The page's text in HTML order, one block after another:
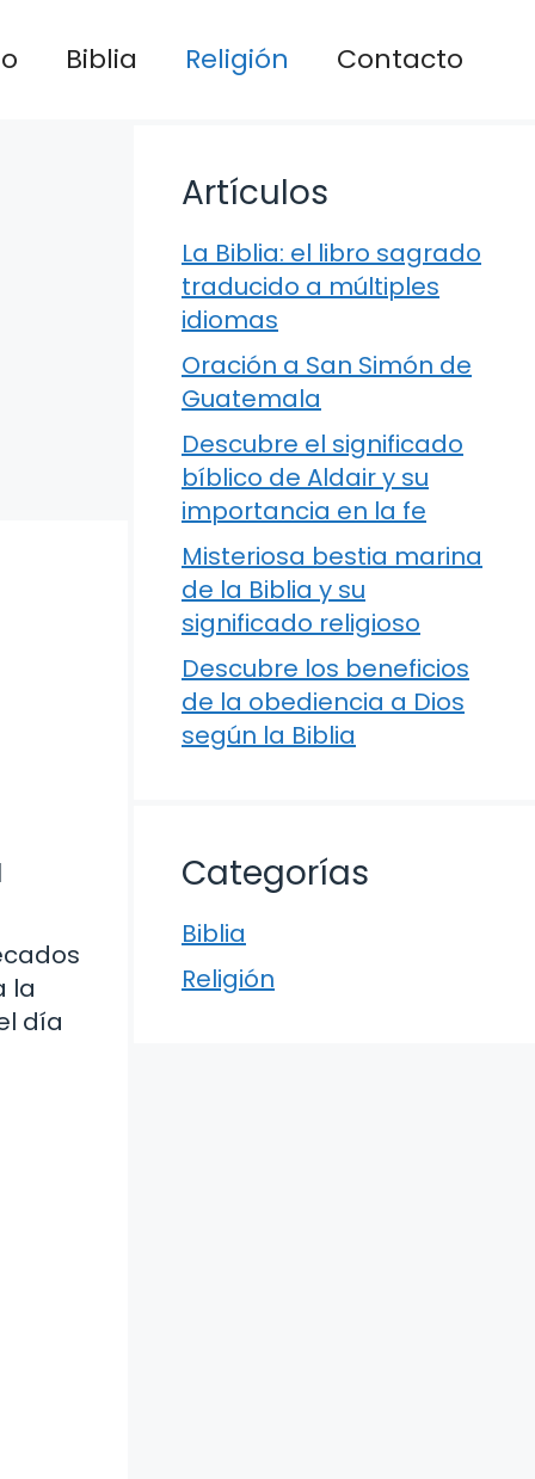
Biblia Religión Contacto
la
día
Artículos
La Biblia: el libro sagrado
traducido a múltiples
idiomas
Oración a San Simón de
Guatemala
Descubre el significado
bíblico de Aldair y su
importancia en la fe
Misteriosa bestia marina
de la Biblia y su
significado religioso
Descubre los beneficios
de la obediencia a Dios
según la Biblia
Categorías
Biblia
Religión